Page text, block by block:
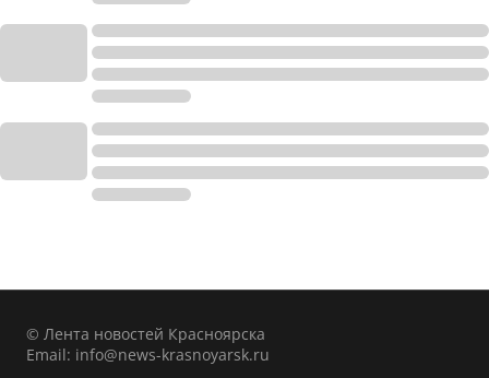
© Лента новостей Красноярска
Email: info@news-krasnoyarsk.ru